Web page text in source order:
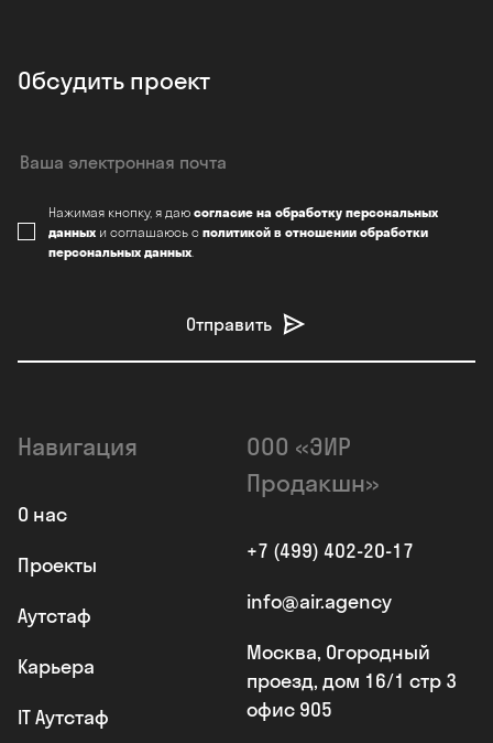
Обсудить проект
Нажимая кнопку, я даю согласие на обработку персональных
данных и соглашаюсь с политикой в отношении обработки
персональных данных.
Отправить
Навигация
О нас
Проекты
Аутстаф
Карьера
IT Аутстаф
ООО «ЭИР
Продакшн»
+7 (499) 402-20-17
info@air.agency
Москва, Огородный
проезд, дом 16/1 стр 3
офис 905